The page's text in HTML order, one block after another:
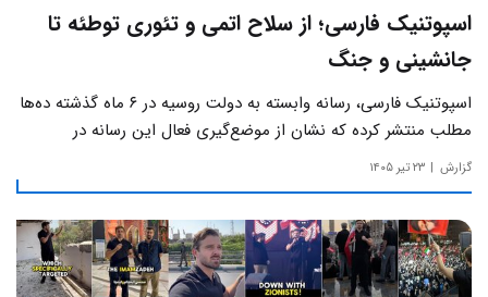
اسپوتنیک فارسی؛ از سلاح اتمی و تئوری توطئه تا
جانشینی و جنگ
اسپوتنیک فارسی، رسانه وابسته به دولت روسیه در ۶ ماه گذشته ده‌ها
مطلب منتشر کرده که نشان از موضع‌گیری فعال این رسانه‌ در
حساس‌ترین مسائل چالش‌های داخلی ایران دارد.
گزارش ۲۳ تیر ۱۴۰۵